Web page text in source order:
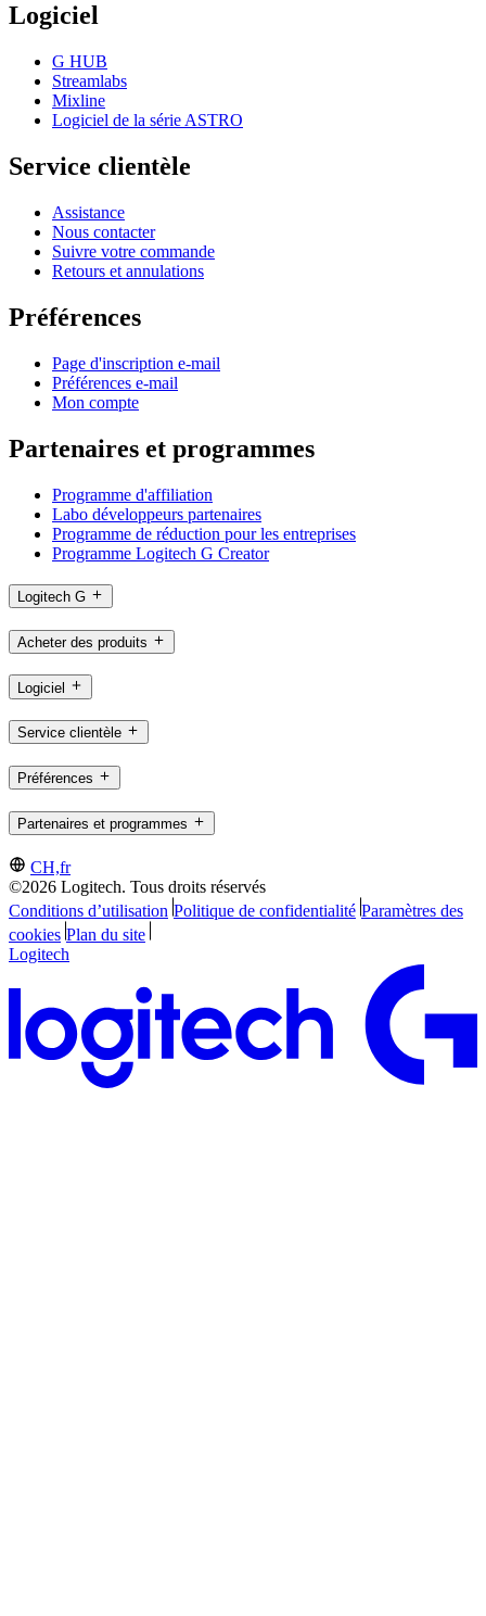
Logiciel
G HUB
Streamlabs
Mixline
Logiciel de la série ASTRO
Service clientèle
Assistance
Nous contacter
Suivre votre commande
Retours et annulations
Préférences
Page d'inscription e-mail
Préférences e-mail
Mon compte
Partenaires et programmes
Programme d'affiliation
Labo développeurs partenaires
Programme de réduction pour les entreprises
Programme Logitech G Creator
Logitech G
Acheter des produits
Logiciel
Service clientèle
Préférences
Partenaires et programmes
CH,fr
©2026 Logitech. Tous droits réservés
Conditions d’utilisation Politique de confidentialité Paramètres des
cookies Plan du site
Logitech